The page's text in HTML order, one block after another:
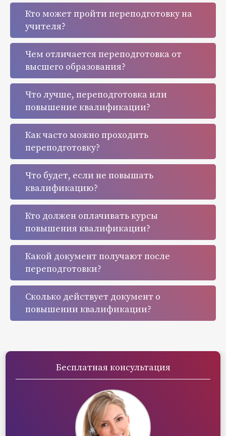
Кто может пройти переподготовку на
учителя?
Чем отличается переподготовка от
высшего образования?
Что лучше, переподготовка или
повышение квалификации?
Как часто можно проходить
переподготовку?
Что будет, если не повышать
квалификацию?
Кто должен оплачивать курсы
повышения квалификации?
Какой документ получают после
переподготовки?
Сколько действует документ о
повышении квалификации?
Бесплатная консультация